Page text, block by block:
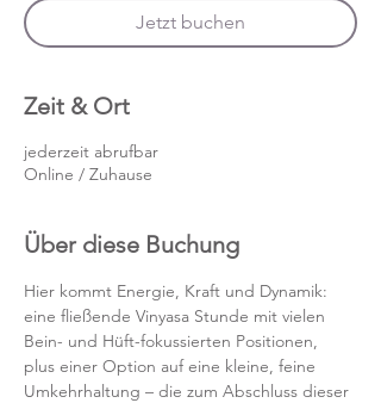
Jetzt buchen
Zeit & Ort
jederzeit abrufbar
Online / Zuhause
Über diese Buchung
Hier kommt Energie, Kraft und Dynamik:
eine fließende Vinyasa Stunde mit vielen
Bein- und Hüft-fokussierten Positionen,
plus einer Option auf eine kleine, feine
Umkehrhaltung – die zum Abschluss dieser